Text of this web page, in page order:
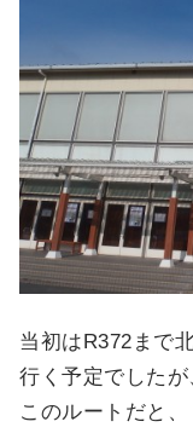
当初はR372まで
行く予定でしたが
このルートだと、